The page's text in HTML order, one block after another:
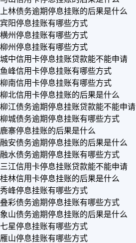
上林债务逾期停息挂账的后果是什么
宾阳停息挂账有哪些方式
横州停息挂账有哪些方式
柳州停息挂账有哪些方式
城中信用卡停息挂账贷款能不能申请
鱼峰信用卡停息挂账有哪些方式
柳南信用卡停息挂账有哪些方式
柳北信用卡停息挂账的后果是什么
柳江债务逾期停息挂账贷款能不能申请
柳城债务逾期停息挂账有哪些方式
鹿寨停息挂账的后果是什么
融安债务逾期停息挂账的后果是什么
融水债务逾期停息挂账有哪些方式
三江信用卡停息挂账贷款能不能申请
桂林信用卡停息挂账的后果是什么
秀峰停息挂账有哪些方式
叠彩债务逾期停息挂账有哪些方式
象山债务逾期停息挂账的后果是什么
七星停息挂账有哪些方式
雁山停息挂账有哪些方式